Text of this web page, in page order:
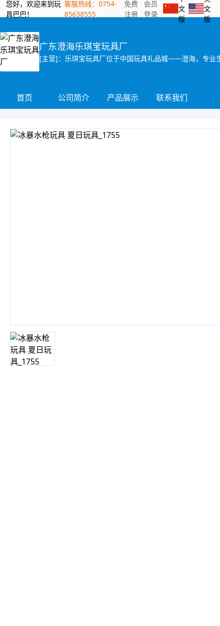
您好，欢迎来到玩
具巴巴！
客服热线：0754-
85638555
免费
注册
会员
登录
文
版
文
版
广东澄海乐琪宝玩具厂
首页 公司简介 产品展示 联系我们